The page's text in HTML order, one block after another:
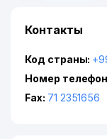
Контакты
Код страны:
Номер
Fax: 71 2351656